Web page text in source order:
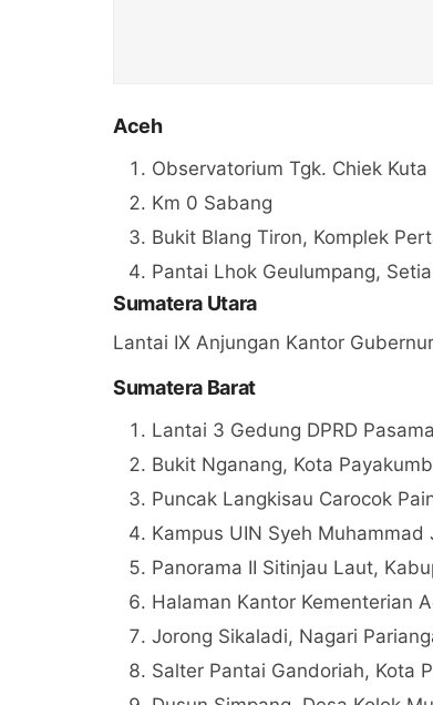
Aceh
Observatorium Tgk. Chiek
Km 0 Sabang
Bukit Blang Tiron, Komplek
Pantai Lhok Geulumpang,
Sumatera Utara
Lantai IX Anjungan Kantor
Sumatera Barat
Lantai 3 Gedung DPRD
Bukit Nganang, Kota
Puncak Langkisau Carocok
Kampus UIN Syeh
Panorama II Sitinjau Laut,
Halaman Kantor Kementerian
Jorong Sikaladi, Nagari
Salter Pantai Gandoriah, Kota